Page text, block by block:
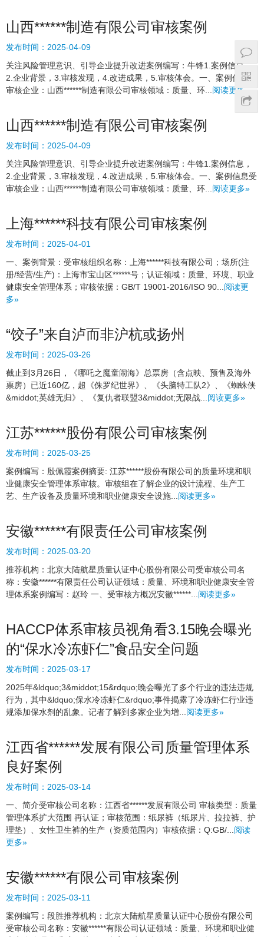
山西******制造有限公司审核案例
发布时间： 2025-04-09
关注风险管理意识、引导企业提升改进案例编写：牛锋1.案例信息，
2.企业背景，3.审核发现，4.改进成果，5.审核体会。一、案例信息受
审核企业：山西******制造有限公司审核领域：质量、环... 阅读更多»
山西******制造有限公司审核案例
发布时间： 2025-04-09
关注风险管理意识、引导企业提升改进案例编写：牛锋1.案例信息，
2.企业背景，3.审核发现，4.改进成果，5.审核体会。一、案例信息受
审核企业：山西******制造有限公司审核领域：质量、环... 阅读更多»
上海******科技有限公司审核案例
发布时间： 2025-04-01
一、案例背景：受审核组织名称：上海******科技有限公司；场所(注
册/经营/生产)：上海市宝山区******号；认证领域：质量、环境、职业
健康安全管理体系；审核依据：GB/T 19001-2016/ISO 90... 阅读更
多»
“饺子”来自泸而非沪杭或扬州
发布时间： 2025-03-26
截止到3月26日，《哪吒之魔童闹海》总票房（含点映、预售及海外
票房）已近160亿，超《侏罗纪世界》、《头脑特工队2》、《蜘蛛侠
&middot;英雄无归》、《复仇者联盟3&middot;无限战... 阅读更多»
江苏******股份有限公司审核案例
发布时间： 2025-03-25
案例编写：殷佩霞案例摘要: 江苏******股份有限公司的质量环境和职
业健康安全管理体系审核。审核组在了解企业的设计流程、生产工
艺、生产设备及质量环境和职业健康安全设施... 阅读更多»
安徽******有限责任公司审核案例
发布时间： 2025-03-20
推荐机构：北京大陆航星质量认证中心股份有限公司受审核公司名
称：安徽******有限责任公司认证领域：质量、环境和职业健康安全管
理体系案例编写：赵玲 一、受审核方概况安徽******... 阅读更多»
HACCP体系审核员视角看3.15晚会曝光
的“保水冷冻虾仁”食品安全问题
发布时间： 2025-03-17
2025年&ldquo;3&middot;15&rdquo;晚会曝光了多个行业的违法违规
行为，其中&ldquo;保水冷冻虾仁&rdquo;事件揭露了冷冻虾仁行业违
规添加保水剂的乱象。记者了解到多家企业为增... 阅读更多»
江西省******发展有限公司质量管理体系
良好案例
发布时间： 2025-03-14
一、简介受审核公司名称：江西省******发展有限公司 审核类型：质量
管理体系扩大范围 再认证；审核范围：纸尿裤（纸尿片、拉拉裤、护
理垫）、女性卫生裤的生产（资质范围内）审核依据：Q:GB/... 阅读
更多»
安徽******有限公司审核案例
发布时间： 2025-03-11
案例编写：段胜推荐机构：北京大陆航星质量认证中心股份有限公司
受审核公司名称：安徽******有限公司认证领域：质量、环境和职业健